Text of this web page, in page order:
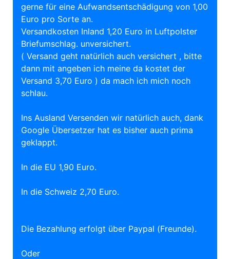
gerne für eine Aufwandsentschädigung von 1,00
Euro pro Sorte an.
Versandkosten Inland 1,20 Euro in Luftpolster
Briefumschlag. unversichert.
( Versand geht natürlich auch versichert , bitte
dann mit angeben ich meine da kostet der
Versand 3,70 Euro ) da mach ich mich noch
schlau.
Ins Ausland Versenden wir natürlich auch, dank
Google Übersetzer hat es bisher auch prima
geklappt.
In die EU 1,90 Euro.
In die Schweiz 2,70 Euro.
Die Bezahlung erfolgt über Paypal (Freunde).
Oder